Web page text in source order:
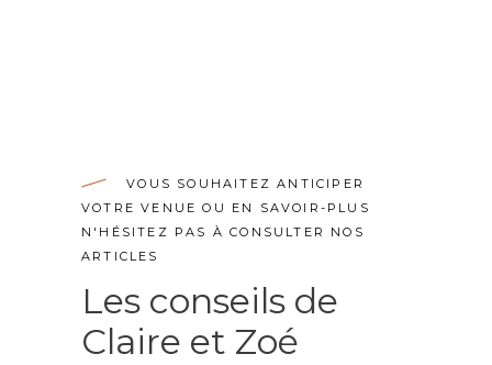
VOUS SOUHAITEZ ANTICIPER
VOTRE VENUE OU EN SAVOIR-PLUS
N'HÉSITEZ PAS À CONSULTER NOS
ARTICLES
Les conseils de
Claire et Zoé